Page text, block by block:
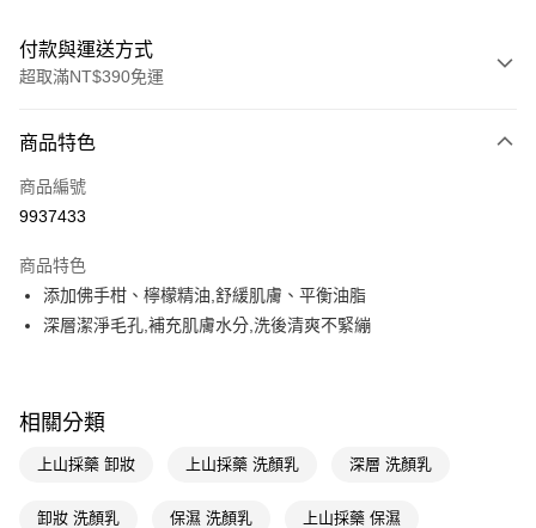
付款與運送方式
超取滿NT$390免運
POYA支付
信用卡一次付款
LINE Pay
Apple Pay
悠遊付
Google Pay
AFTEE先享後付
商品特色
商品編號
9937433
商品特色
添加佛手柑、檸檬精油,舒緩肌膚、平衡油脂
深層潔淨毛孔,補充肌膚水分,洗後清爽不緊繃
相關分類
上山採藥 卸妝 上山採藥 洗顏乳 深層 洗顏乳
卸妝 洗顏乳 保濕 洗顏乳 上山採藥 保濕